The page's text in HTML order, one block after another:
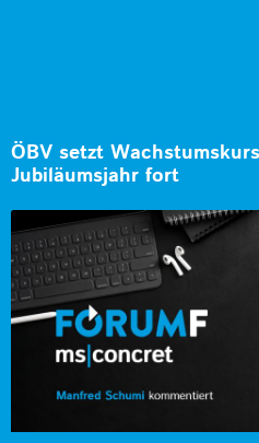
ÖBV setzt
Jubiläumsjahr fort